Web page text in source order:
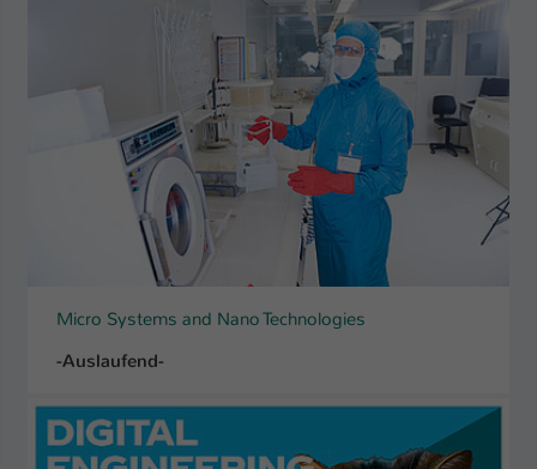
Micro Systems and Nano Technologies
-Auslaufend-